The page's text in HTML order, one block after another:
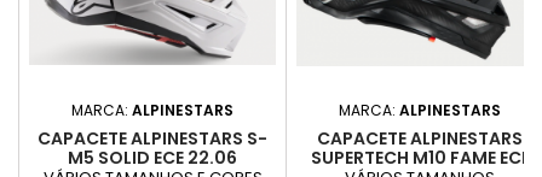
MARCA: ALPINESTARS
CAPACETE ALPINESTARS S-
M5 SOLID ECE 22.06
MARCA: ALPINESTARS
CAPACETE ALPINESTARS
SUPERTECH M10 FAME ECE